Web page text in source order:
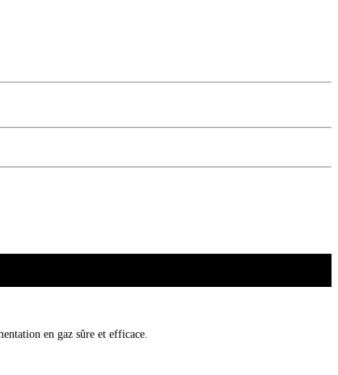
en gaz sûre et efficace.